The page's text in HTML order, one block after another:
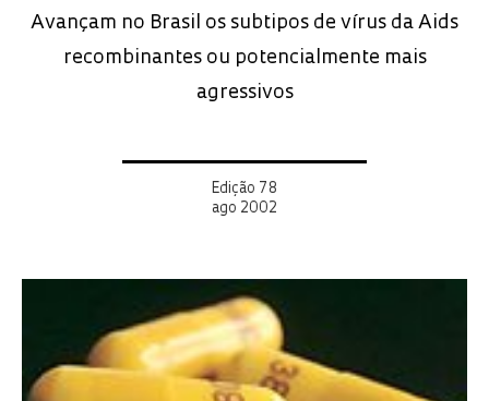
Avançam no Brasil os subtipos de vírus da Aids
recombinantes ou potencialmente mais
agressivos
Edição 78
ago 2002